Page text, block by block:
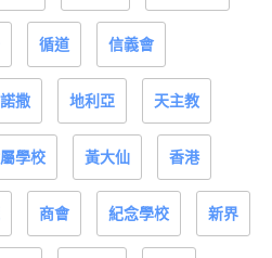
循道 信義會
撒 地利亞 天主教
學校 黃大仙 香港
商會 紀念學校 新界